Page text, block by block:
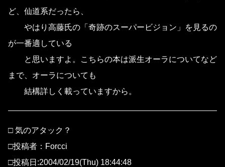
ど、仙道系だったら、
やはり高藤氏の「奇跡のスーパービジョン」を見るの
が一番適している
と思いますよ。こちらの本は派生オーラについてなど
まで、オーラについても
結構詳しく載っていますから。
□ 気のアタック？
□投稿者：Forcci
□投稿日:2004/02/19(Thu) 18:44:48